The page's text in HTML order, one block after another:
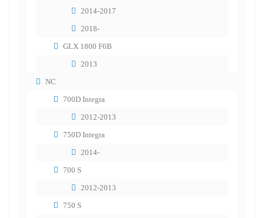
2014-2017
2018-
GLX 1800 F6B
2013
NC
700D Integra
2012-2013
750D Integra
2014-
700 S
2012-2013
750 S